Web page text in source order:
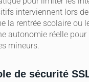
interviennent lors
la rentrée scolaire ou
autonomie réelle pour
mineurs.
de sécurité